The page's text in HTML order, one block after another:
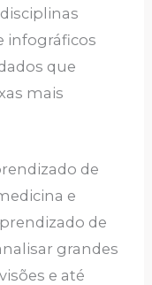
infográficos
que
mais
de
e
de
grandes
e até